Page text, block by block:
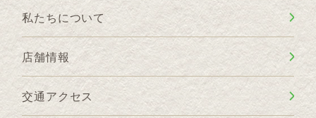
私たちについて
店舗情報
交通アクセス